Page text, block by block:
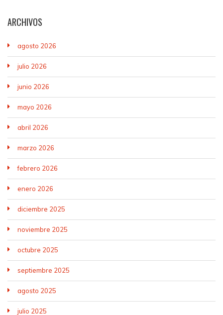
ARCHIVOS
agosto 2026
julio 2026
junio 2026
mayo 2026
abril 2026
marzo 2026
febrero 2026
enero 2026
diciembre 2025
noviembre 2025
octubre 2025
septiembre 2025
agosto 2025
julio 2025